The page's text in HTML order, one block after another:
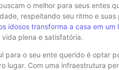
o melhor para seus entes
respeitando seu ritmo e
idosos transforma a casa em um
plena e satisfatória.
para o seu ente querido é optar
lugar. Com uma infraestrutura